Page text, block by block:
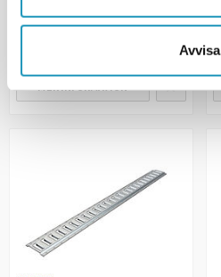
Avvisa